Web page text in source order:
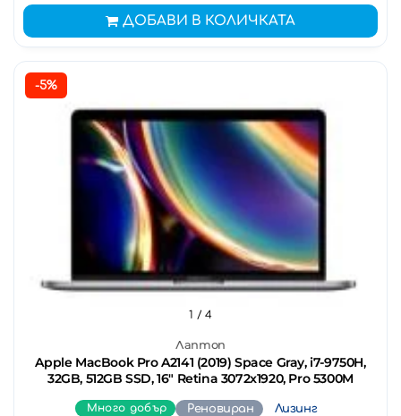
ДОБАВИ В КОЛИЧКАТА
-5%
Лаптоп
Apple MacBook Pro A2141 (2019) Space Gray, i7-9750H,
32GB, 512GB SSD, 16" Retina 3072x1920, Pro 5300M
1 / 4
Много добър Реновиран Лизинг